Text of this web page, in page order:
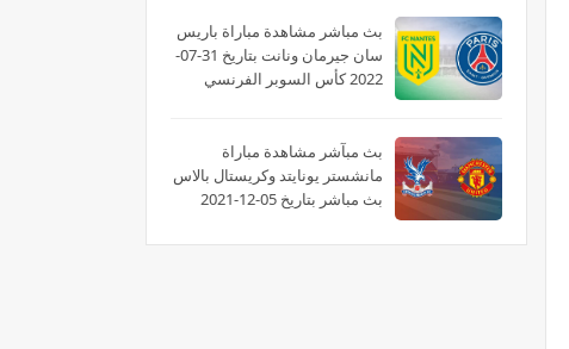
بث مباشر مشاهدة مباراة باريس
سان جيرمان ونانت بتاريخ 31-07-
2022 كأس السوبر الفرنسي
بث مبآشر مشاهدة مباراة
مانشستر يونايتد وكريستال بالاس
بث مباشر بتاريخ 05-12-2021